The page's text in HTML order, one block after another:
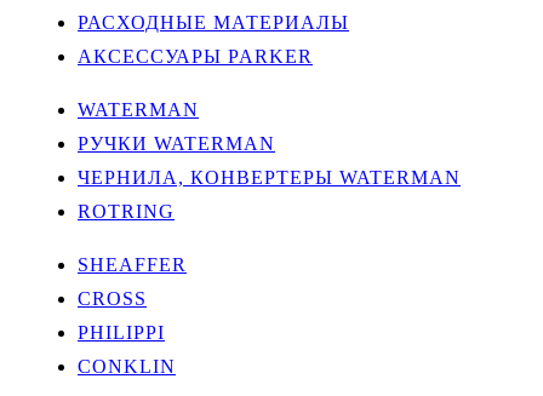
РАСХОДНЫЕ МАТЕРИАЛЫ
АКСЕССУАРЫ PARKER
WATERMAN
РУЧКИ WATERMAN
ЧЕРНИЛА, КОНВЕРТЕРЫ WATERMAN
ROTRING
SHEAFFER
CROSS
PHILIPPI
CONKLIN